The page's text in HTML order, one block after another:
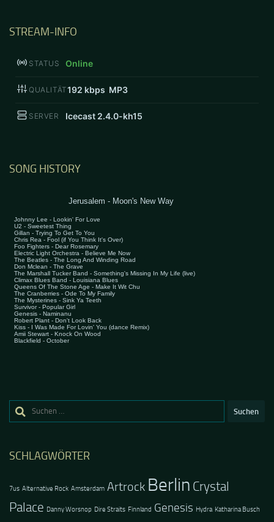
STREAM-INFO
STATUS Online
QUALITÄT192 kbps MP3
SERVER Icecast 2.4.0-kh15
SONG HISTORY
Suchen
SCHLAGWÖRTER
7us Alternative Rock Amsterdam Artrock Berlin Crystal
Palace Danny Worsnop Dire Straits Finnland Genesis Hydra Katharina Busch